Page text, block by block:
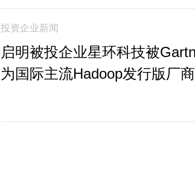
投资企业新闻
启明被投企业星环科技被
为国际主流Hadoop发行版厂商